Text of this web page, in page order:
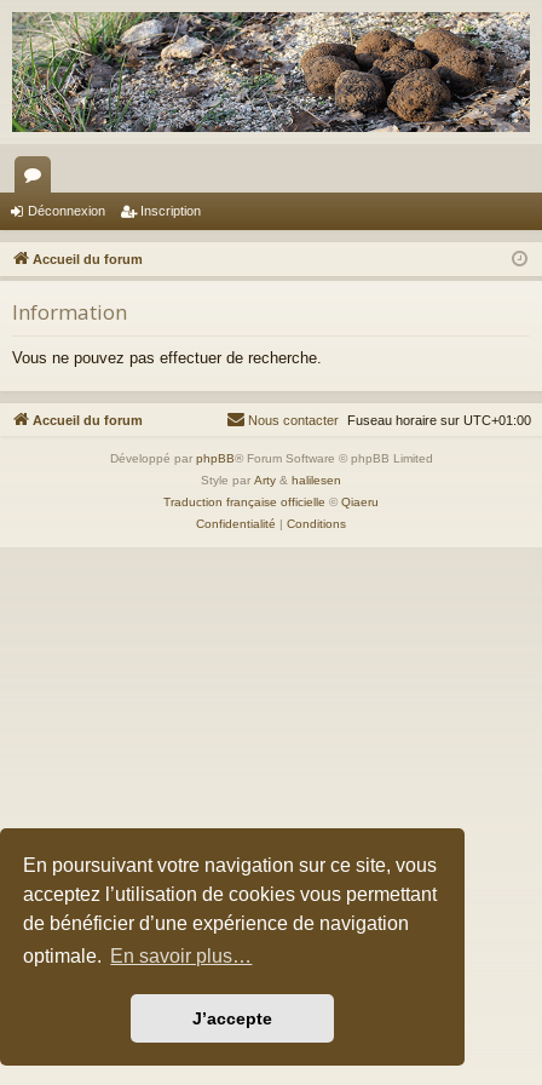
En poursuivant votre navigation sur ce site, vous
acceptez l’utilisation de cookies vous permettant
de bénéficier d’une expérience de navigation
optimale. En savoir plus…
J’accepte
or
u
m
s
Déconnexion Inscription
Accueil du forum
Information
Vous ne pouvez pas effectuer de recherche.
Accueil du forum Fuseau horaire sur UTC+01:00
Nous contacter
Développé par phpBB® Forum Software © phpBB Limited
Style par Arty & halilesen
Traduction française officielle © Qiaeru
Confidentialité | Conditions